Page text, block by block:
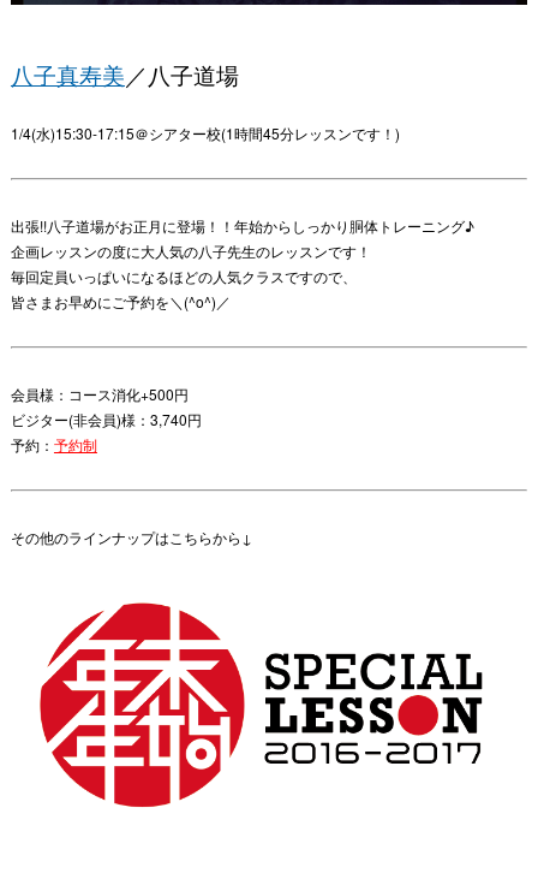
八子真寿美／八子道場
1/4(水)15:30-17:15＠シアター校(1時間45分レッスンです！)
出張!!八子道場がお正月に登場！！年始からしっかり胴体トレーニング♪
企画レッスンの度に大人気の八子先生のレッスンです！
毎回定員いっぱいになるほどの人気クラスですので、
皆さまお早めにご予約を＼(^o^)／
会員様：コース消化+500円
ビジター(非会員)様：3,740円
予約： 予約制
その他のラインナップはこちらから↓